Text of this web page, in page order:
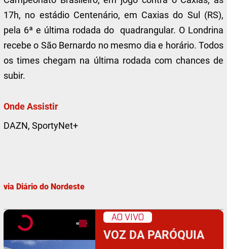
17h, no estádio Centenário, em Caxias do Sul (RS),
pela 6ª e última rodada do quadrangular. O Londrina
recebe o São Bernardo no mesmo dia e horário. Todos
os times chegam na última rodada com chances de
subir.
Onde Assistir
DAZN, SportyNet+
via Diário do Nordeste
AO VIVO
VOZ DA PARÓQUIA